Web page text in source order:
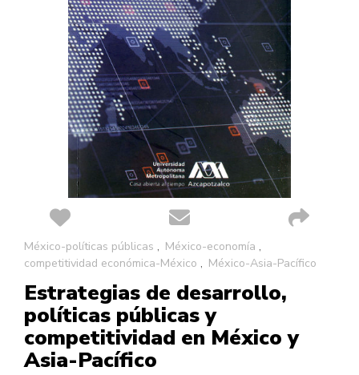
Saltar
galería
imágenes
México-políticas públicas
México-economía
competitividad económica-México
México-Asia-Pacífico
Estrategias de desarrollo,
políticas públicas y
competitividad en México y
Asia-Pacífico